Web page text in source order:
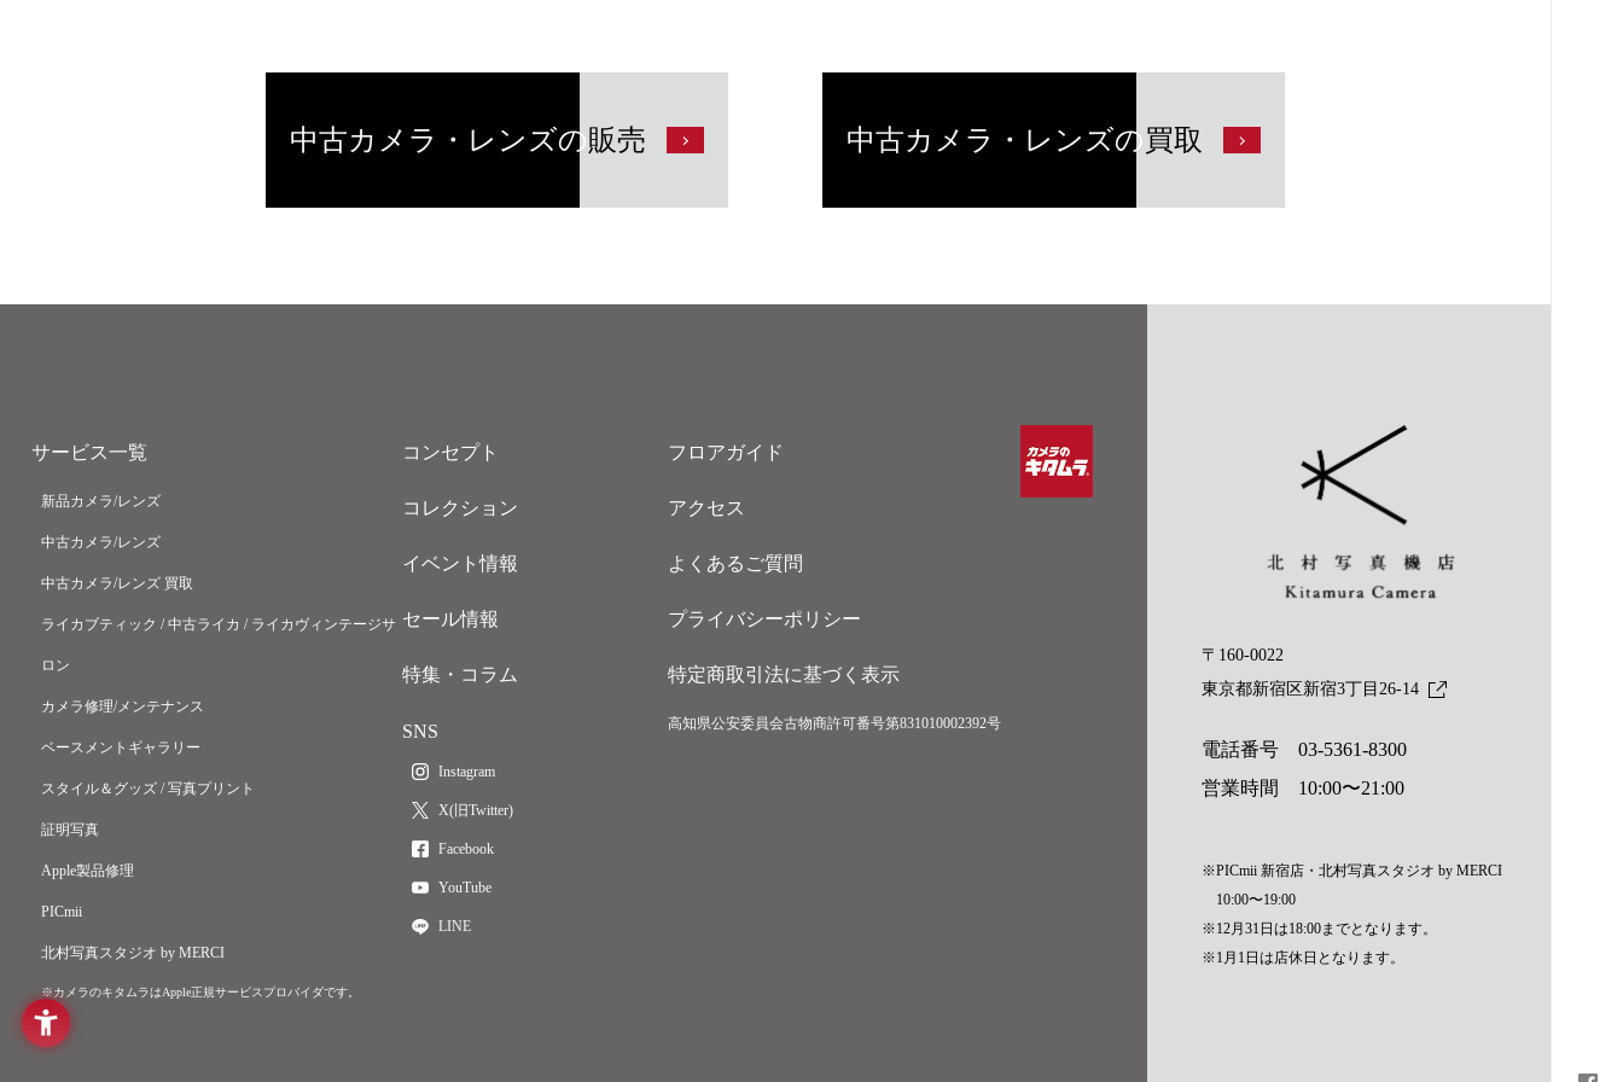
中古カメラ・レンズの販売 中古カメラ・レンズの買取
サービス一覧
新品カメラ/レンズ
中古カメラ/レンズ
中古カメラ/レンズ 買取
ライカブティック / 中古ライカ / ライカヴィンテージサ
ロン
カメラ修理/メンテナンス
ベースメントギャラリー
スタイル＆グッズ / 写真プリント
証明写真
Apple製品修理
PICmii
北村写真スタジオ by MERCI
※カメラのキタムラはApple正規サービスプロバイダです。
コンセプト
コレクション
イベント情報
セール情報
特集・コラム
SNS
Instagram
X(旧Twitter)
Facebook
YouTube
LINE
フロアガイド
アクセス
よくあるご質問
プライバシーポリシー
特定商取引法に基づく表示
高知県公安委員会古物商許可番号第831010002392号
〒160-0022
東京都新宿区新宿3丁目26-14
電話番号03-5361-8300
営業時間 10:00〜21:00
※PICmii 新宿店・北村写真スタジオ by MERCI
10:00〜19:00
※12月31日は18:00までとなります。
※1月1日は店休日となります。